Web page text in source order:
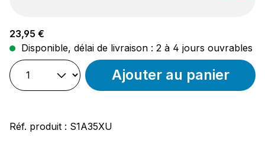
Prix régulier :
23,95 €
Disponible, délai de livraison : 2 à 4 jours ouvrables
Ajouter au panier
Réf. produit : S1A35XU